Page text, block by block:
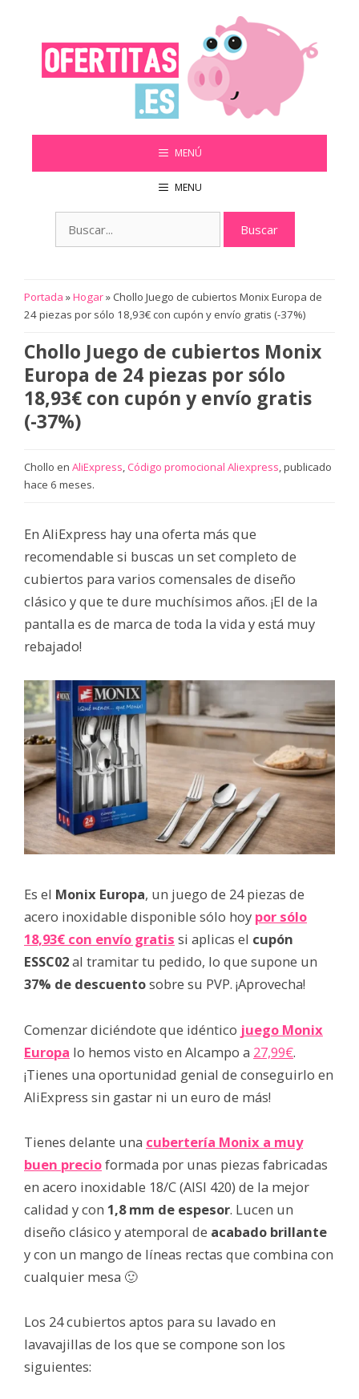
contenido
MENÚ
MENU
Portada »Hogar» Chollo Juego de cubiertos Monix Europa de
24 piezas por sólo 18,93€ con cupón y envío gratis (-37%)
Chollo Juego de cubiertos Monix
Europa de 24 piezas por sólo
18,93€ con cupón y envío gratis
(-37%)
Chollo en AliExpress,Código promocional Aliexpress, publicado
hace 6 meses.
En AliExpress hay una oferta más que
recomendable si buscas un set completo de
cubiertos para varios comensales de diseño
clásico y que te dure muchísimos años. ¡El de la
pantalla es de marca de toda la vida y está muy
rebajado!
Es el Monix Europa, un juego de 24 piezas de
acero inoxidable disponible sólo hoy por sólo
18,93€ con envío gratis si aplicas el cupón
ESSC02al tramitar tu pedido, lo que supone un
37% de descuentosobre su PVP. ¡Aprovecha!
Comenzar diciéndote que idéntico juego Monix
Europa lo hemos visto en Alcampo a 27,99€.
¡Tienes una oportunidad genial de conseguirlo en
AliExpress sin gastar ni un euro de más!
Tienes delante una cubertería Monix a muy
buen precioformada por unas piezas fabricadas
en acero inoxidable 18/C (AISI 420) de la mejor
calidad y con 1,8 mm de espesor. Lucen un
diseño clásico y atemporal de acabado brillante
y con un mango de líneas rectas que combina con
cualquier mesa 🙂
Los 24 cubiertos aptos para su lavado en
lavavajillas de los que se compone son los
siguientes: